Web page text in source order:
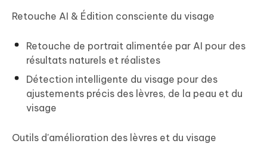
Retouche AI & Édition consciente du visage
Retouche de portrait alimentée par AI pour des
résultats naturels et réalistes
Détection intelligente du visage pour des
ajustements précis des lèvres, de la peau et du
visage
Outils d'amélioration des lèvres et du visage